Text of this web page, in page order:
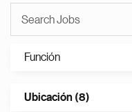
Función
Ubicación (8)